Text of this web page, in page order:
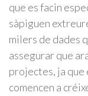
que es facin
sàpiguen
milers de dades
assegurar que
projectes, ja que
comencen a